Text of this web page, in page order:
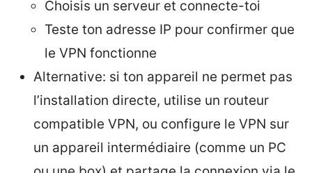
Choisis un serveur et connecte-toi
Teste ton adresse IP pour confirmer que
le VPN fonctionne
Alternative: si ton appareil ne permet pas
l’installation directe, utilise un routeur
compatible VPN, ou configure le VPN sur
un appareil intermédiaire (comme un PC